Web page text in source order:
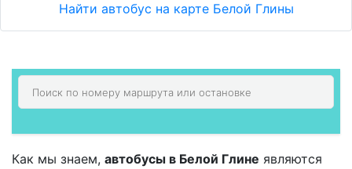
Найти автобус на карте Белой Глины
Как мы знаем, автобусы в Белой Глине являются